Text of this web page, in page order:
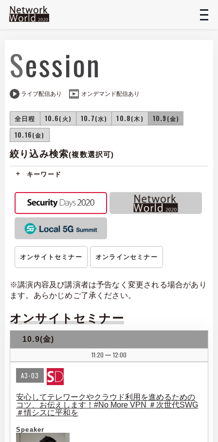
Session
全日程 10.6(火) 10.7(水) 10.8(木) 10.9 (金)
10.16(金)
ライブ配信あり オンデマンド配信あり
絞り込み検索(複数選択可)
キーワード
オンサイトセミナー オンラインセミナー
※講演内容及び講演者は予告なく変更される場合があり
ます。あらかじめご了承ください。
オンサイトセミナー
10.9(金)
11:20
| 12:00
A3-03
安心してテレワークやクラウド利用を進めるための
コツ、お伝えします！#No More VPN ＃次世代SWG
＃情シスに平和を
Speaker